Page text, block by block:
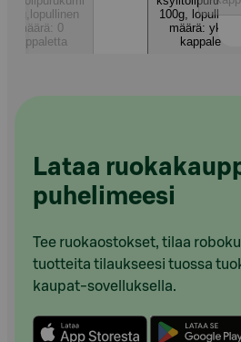
, lopullinen
määrä: 0
kappaletta
100g, lopullinen
määrä: yksi
kappale
Lataa
puhelimeesi
Tee ruokaostokset, tilaa
tuotteita tilaukseesi tuossa
kaupat-sovelluksella.